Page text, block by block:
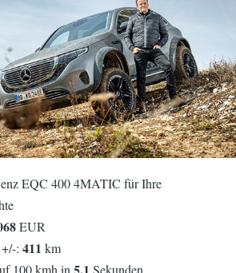
EQC 400 4MATIC für Ihre
EUR
: 411 km
100 kmh in 5,1 Sekunden